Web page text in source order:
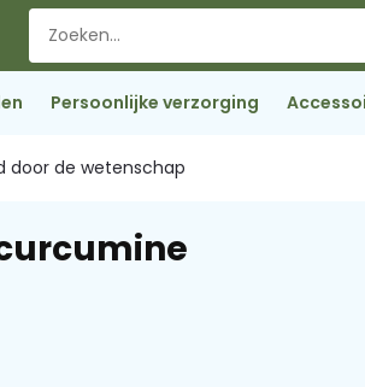
Persoonlijke verzorging
door de wetenschap